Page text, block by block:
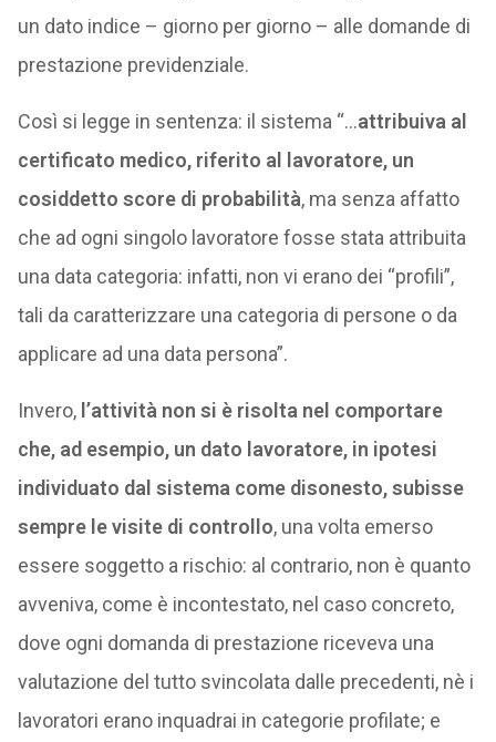
un dato indice – giorno per giorno – alle domande di
prestazione previdenziale.
Così si legge in sentenza: il sistema “…attribuiva al
certificato medico, riferito al lavoratore, un
cosiddetto score di probabilità, ma senza affatto
che ad ogni singolo lavoratore fosse stata attribuita
una data categoria: infatti, non vi erano dei “profili”,
tali da caratterizzare una categoria di persone o da
applicare ad una data persona”.
Invero, l’attività non si è risolta nel comportare
che, ad esempio, un dato lavoratore, in ipotesi
individuato dal sistema come disonesto, subisse
sempre le visite di controllo, una volta emerso
essere soggetto a rischio: al contrario, non è quanto
avveniva, come è incontestato, nel caso concreto,
dove ogni domanda di prestazione riceveva una
valutazione del tutto svincolata dalle precedenti, nè i
lavoratori erano inquadrai in categorie profilate; e